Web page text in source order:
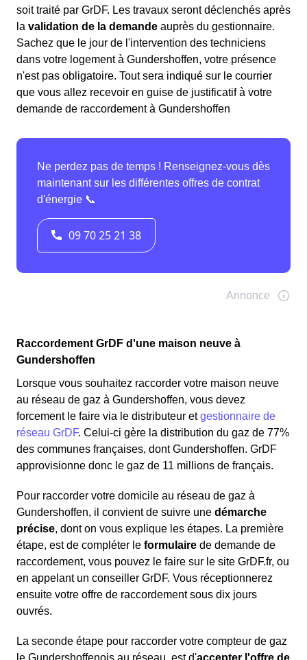
soit traité par GrDF. Les travaux seront déclenchés après
la validation de la demande auprès du gestionnaire.
Sachez que le jour de l'intervention des techniciens
dans votre logement à Gundershoffen, votre présence
n'est pas obligatoire. Tout sera indiqué sur le courrier
que vous allez recevoir en guise de justificatif à votre
demande de raccordement à Gundershoffen
Raccordement GrDF d'une maison neuve à
Gundershoffen
Lorsque vous souhaitez raccorder votre maison neuve
au réseau de gaz à Gundershoffen, vous devez
forcement le faire via le distributeur etgestionnaire de
réseau GrDF. Celui-ci gère la distribution du gaz de 77%
des communes françaises, dont Gundershoffen. GrDF
approvisionne donc le gaz de 11 millions de français.
Pour raccorder votre domicile au réseau de gaz à
Gundershoffen, il convient de suivre une démarche
précise, dont on vous explique les étapes. La première
étape, est de compléter le formulaire de demande de
raccordement, vous pouvez le faire sur le site GrDF.fr, ou
en appelant un conseiller GrDF. Vous réceptionnerez
ensuite votre offre de raccordement sous dix jours
ouvrés.
La seconde étape pour raccorder votre compteur de gaz
le Gundershoffenois au réseau, est d'accepter l'offre de